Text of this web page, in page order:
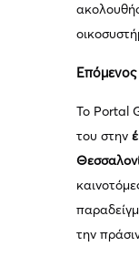
Το Portal
του στην
την